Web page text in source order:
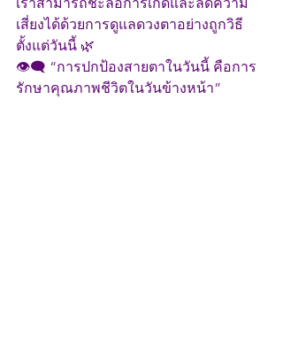
เสี่ยงได้ด้วยการดูแลดวงตาอย่างถูกวิธี
ตั้งแต่วันนี้ 🌿
👁‍🗨 “การปกป้องสายตาในวันนี้ คือการ
รักษาคุณภาพชีวิตในวันข้างหน้า”